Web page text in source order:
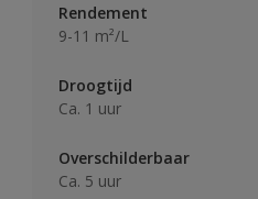
Rendement
9-11 m²/L
Droogtijd
Ca. 1 uur
Overschilderbaar
Ca. 5 uur